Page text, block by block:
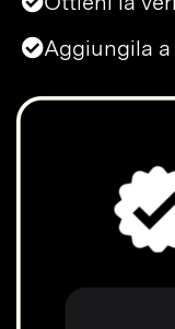
Aggiungila